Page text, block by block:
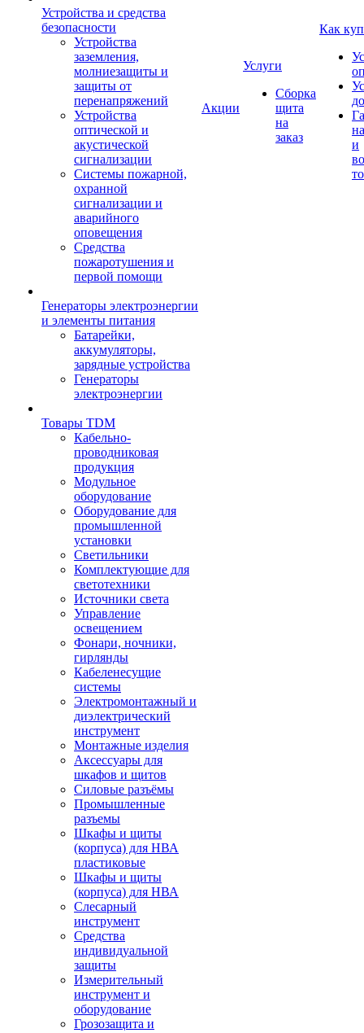
Устройства и средства
безопасности
Устройства
заземления,
молниезащиты и
защиты от
перенапряжений
Устройства
оптической и
акустической
сигнализации
Системы пожарной,
охранной
сигнализации и
аварийного
оповещения
Средства
пожаротушения и
первой помощи
Генераторы электроэнергии
и элементы питания
Батарейки,
аккумуляторы,
зарядные устройства
Генераторы
электроэнергии
Товары TDM
Кабельно-
проводниковая
продукция
Модульное
оборудование
Оборудование для
промышленной
установки
Светильники
Комплектующие для
светотехники
Источники света
Управление
освещением
Фонари, ночники,
гирлянды
Кабеленесущие
системы
Электромонтажный и
диэлектрический
инструмент
Монтажные изделия
Аксессуары для
шкафов и щитов
Силовые разъёмы
Промышленные
разъемы
Шкафы и щиты
(корпуса) для НВА
пластиковые
Шкафы и щиты
(корпуса) для НВА
Слесарный
инструмент
Средства
индивидуальной
защиты
Измерительный
инструмент и
оборудование
Грозозащита и
Акции
Услуги
Сборка
щита
на
заказ
Как
и